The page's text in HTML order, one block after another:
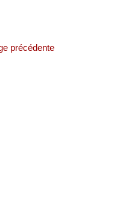
précédente